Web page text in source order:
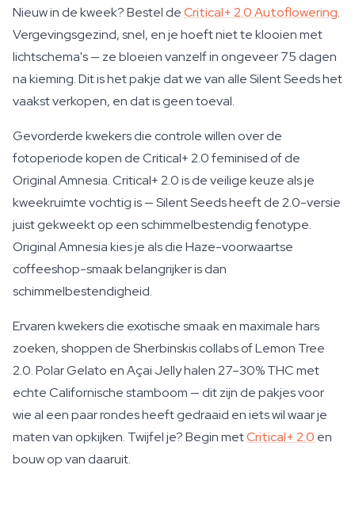
Nieuw in de kweek? Bestel deCritical+ 2.0 Autoflowering.
Vergevingsgezind, snel, en je hoeft niet te klooien met
lichtschema's — ze bloeien vanzelf in ongeveer 75 dagen
na kieming. Dit is het pakje dat we van alle Silent Seeds het
vaakst verkopen, en dat is geen toeval.
Gevorderde kwekers die controle willen over de
fotoperiode kopen de Critical+ 2.0 feminised of de
Original Amnesia. Critical+ 2.0 is de veilige keuze als je
kweekruimte vochtig is — Silent Seeds heeft de 2.0-versie
juist gekweekt op een schimmelbestendig fenotype.
Original Amnesia kies je als die Haze-voorwaartse
coffeeshop-smaak belangrijker is dan
schimmelbestendigheid.
Ervaren kwekers die exotische smaak en maximale hars
zoeken, shoppen de Sherbinskis collabs of Lemon Tree
2.0. Polar Gelato en Açai Jelly halen 27–30% THC met
echte Californische stamboom — dit zijn de pakjes voor
wie al een paar rondes heeft gedraaid en iets wil waar je
maten van opkijken. Twijfel je? Begin metCritical+ 2.0 en
bouw op van daaruit.